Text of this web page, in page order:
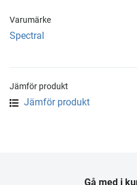
Varumärke
Spectral
Jämför produkt
Jämför produkt
Gå med i